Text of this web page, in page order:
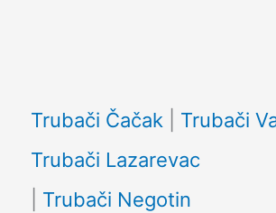
Trubači Čačak Trubači
Trubači Lazarevac
Trubači Negotin